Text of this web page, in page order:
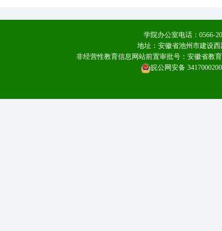
学院办公室电话：0566-
地址：安徽省池州市建设
非经营性教育信息网站前置审批号：安徽省教
皖公网安备